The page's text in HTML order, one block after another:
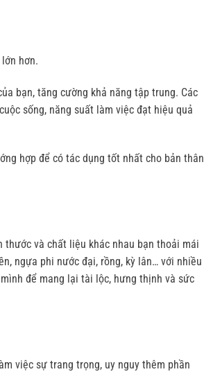
hơn.
bạn, tăng cường khả năng tập trung. Các
sống, năng suất làm việc đạt hiệu quả
hợp để có tác dụng tốt nhất cho bản thân
và chất liệu khác nhau bạn thoải mái
ngựa phi nước đại, rồng, kỳ lân… với nhiều
để mang lại tài lộc, hưng thịnh và sức
việc sự trang trọng, uy nguy thêm phần